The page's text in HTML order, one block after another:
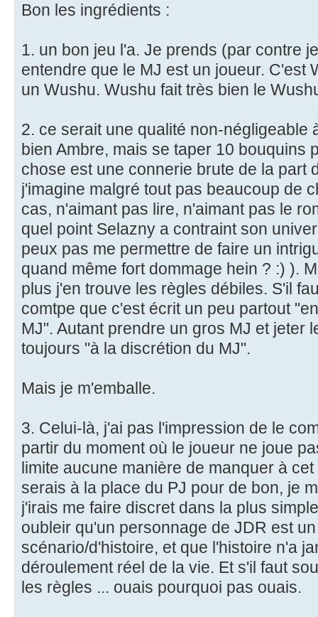
Bon les ingrédients :
1. un bon jeu l'a. Je prends (par contre
entendre que le MJ est un joueur. C'est
un Wushu. Wushu fait très bien le
2. ce serait une qualité non-négligeable
bien Ambre, mais se taper 10 bouquins
chose est une connerie brute de la part
j'imagine malgré tout pas beaucoup de
cas, n'aimant pas lire, n'aimant pas le
quel point Selazny a contraint son
peux pas me permettre de faire un
quand même fort dommage hein ? :) ).
plus j'en trouve les règles débiles. S'il
comtpe que c'est écrit un peu partout
MJ". Autant prendre un gros MJ et jeter
toujours "à la discrétion du MJ".
Mais je m'emballe.
3. Celui-là, j'ai pas l'impression de le
partir du moment où le joueur ne joue
limite aucune manière de manquer à
serais à la place du PJ pour de bon, je
j'irais me faire discret dans la plus
oubleir qu'un personnage de JDR est
scénario/d'histoire, et que l'histoire n'a
déroulement réel de la vie. Et s'il faut
les règles ... ouais pourquoi pas ouais.